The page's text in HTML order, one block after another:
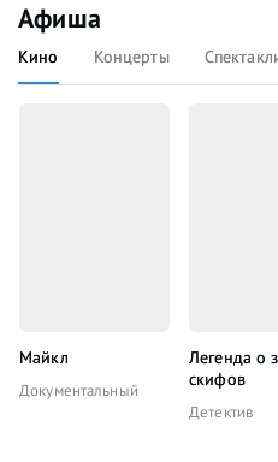
Афиша
Кино Концерты
Майкл
Документальный
Легенда о
скифов
Детектив